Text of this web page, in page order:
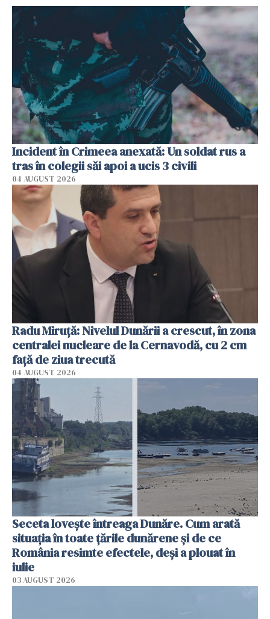
Incident în Crimeea anexată: Un soldat rus a
tras în colegii săi apoi a ucis 3 civili
04 AUGUST 2026
Radu Miruţă: Nivelul Dunării a crescut, în zona
centralei nucleare de la Cernavodă, cu 2 cm
faţă de ziua trecută
04 AUGUST 2026
Seceta lovește întreaga Dunăre. Cum arată
situația în toate țările dunărene și de ce
România resimte efectele, deși a plouat în
iulie
03 AUGUST 2026